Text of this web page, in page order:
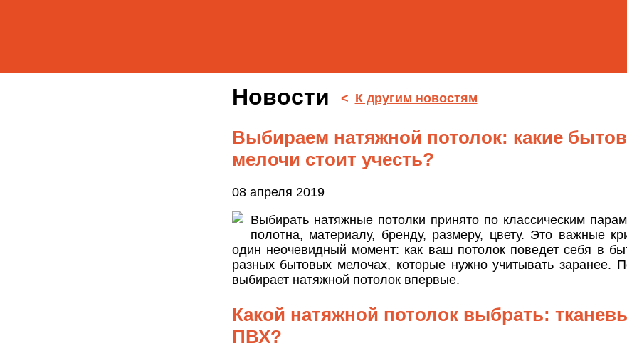
Новости < К другим новостям
Выбираем натяжной потолок: какие
мелочи стоит учесть?
08 апреля 2019
Выбирать натяжные потолки принято по классическим
полотна, материалу, бренду, размеру, цвету. Это важные
один неочевидный момент: как ваш потолок поведет себя в
разных бытовых мелочах, которые нужно учитывать заранее.
выбирает натяжной потолок впервые.
Какой натяжной потолок выбрать:
ПВХ?